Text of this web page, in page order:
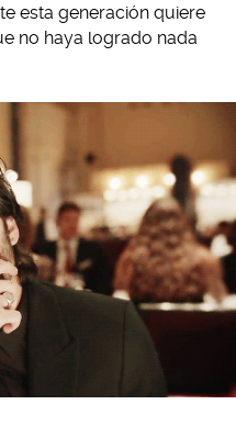
esta generación quiere
no haya logrado nada